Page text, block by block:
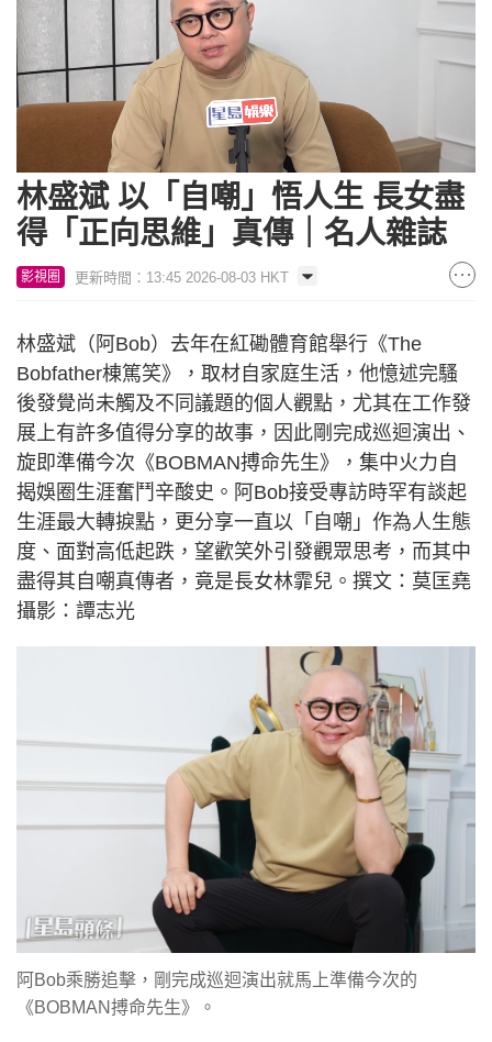
Unmute Loaded:
5.24%
林盛斌 以「自嘲」悟人生 長女盡
得「正向思維」真傳｜名人雜誌
影視圈 更新時間：13:45 2026-08-03 HKT
林盛斌（阿Bob）去年在紅磡體育館舉行《The
Bobfather棟篤笑》，取材自家庭生活，他憶述完騷
後發覺尚未觸及不同議題的個人觀點，尤其在工作發
展上有許多值得分享的故事，因此剛完成巡迴演出、
旋即準備今次《BOBMAN搏命先生》，集中火力自
揭娛圈生涯奮鬥辛酸史。阿Bob接受專訪時罕有談起
生涯最大轉捩點，更分享一直以「自嘲」作為人生態
度、面對高低起跌，望歡笑外引發觀眾思考，而其中
盡得其自嘲真傳者，竟是長女林霏兒。撰文：莫匡堯
攝影：譚志光
阿Bob乘勝追擊，剛完成巡迴演出就馬上準備今次的
《BOBMAN搏命先生》。